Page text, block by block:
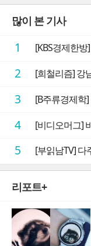
많이 본 기사
1 [KBS경제한방] "이제는 '
2 [희철리즘] 강남보다
3 [B주류경제학]
4 [비디오머그]
5 [부읽남TV] 다주
리포트+